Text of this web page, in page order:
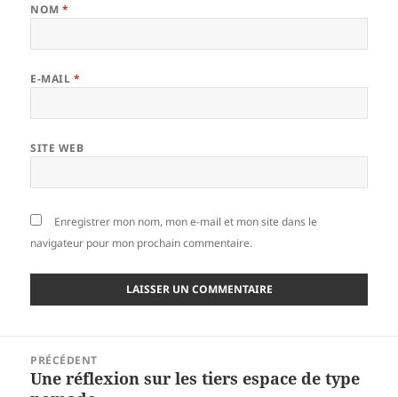
NOM*
E-MAIL *
SITE WEB
Enregistrer mon nom, mon e-mail et mon site dans le
navigateur pour mon prochain commentaire.
l’article
PRÉCÉDENT
Article
Une réflexion sur les tiers espace de type